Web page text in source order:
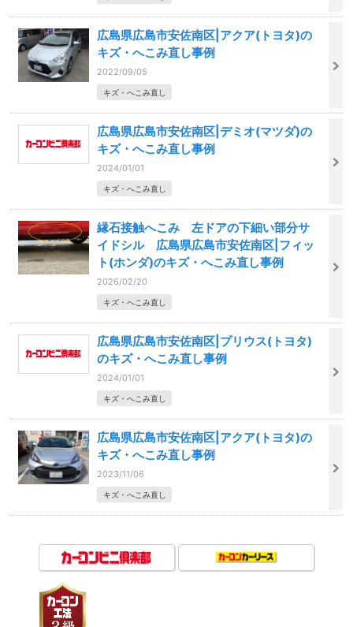
広島県広島市安佐南区|アクア(トヨタ)の
キズ・へこみ直し事例
2022/09/05
キズ・へこみ直し
広島県広島市安佐南区|デミオ(マツダ)の
キズ・へこみ直し事例
2024/01/01
キズ・へこみ直し
縁石接触へこみ 左ドアの下細い部分サ
イドシル 広島県広島市安佐南区|フィッ
ト(ホンダ)のキズ・へこみ直し事例
2026/02/20
キズ・へこみ直し
広島県広島市安佐南区|プリウス(トヨタ)
のキズ・へこみ直し事例
2024/01/01
キズ・へこみ直し
広島県広島市安佐南区|アクア(トヨタ)の
キズ・へこみ直し事例
2023/11/06
キズ・へこみ直し